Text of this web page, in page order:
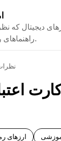
دیجیتال که
راهنماهای روشن تبدیل می‌کند.
ارزهای